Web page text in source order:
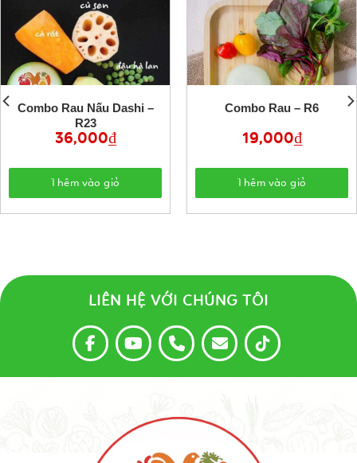
Combo Rau Nấu Dashi –
R23
36,000₫
Thêm vào giỏ
Combo Rau – R6
19,000₫
Thêm vào giỏ
LIÊN HỆ VỚI CHÚNG TÔI